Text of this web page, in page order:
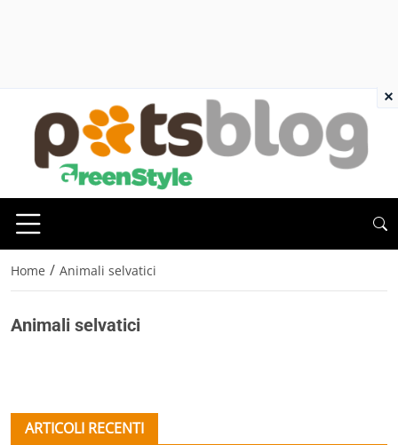
Home / Animali selvatici
Animali selvatici
ARTICOLI RECENTI
×